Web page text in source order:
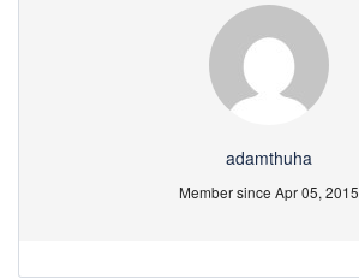
adamthuha
Member since Apr 05, 2015